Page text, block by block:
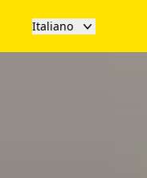
Italiano